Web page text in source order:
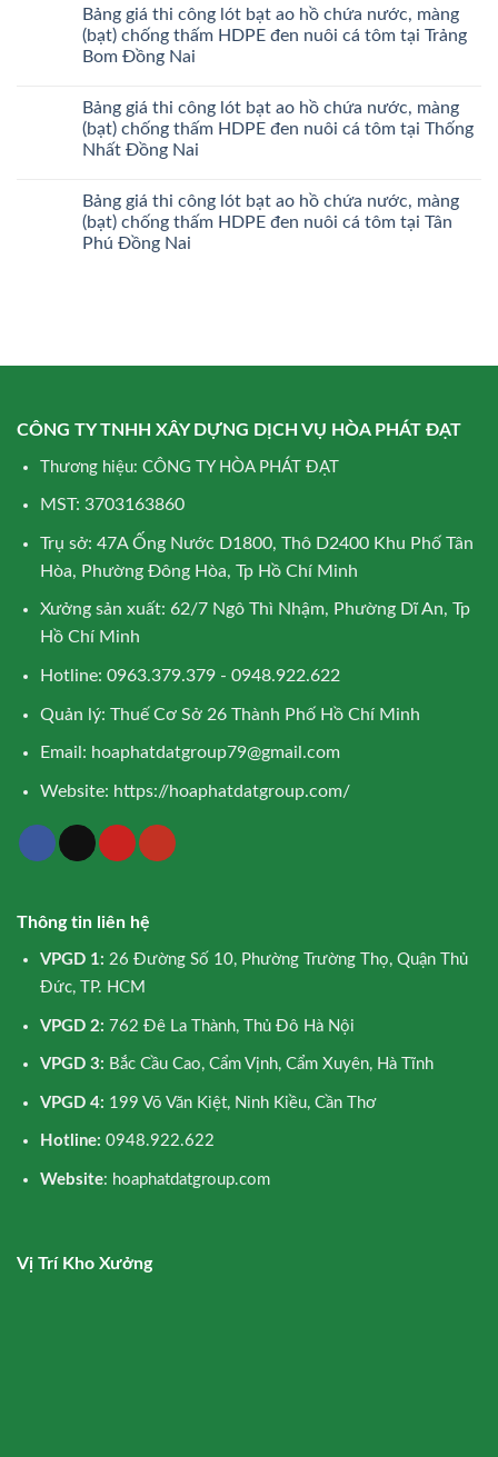
Bảng giá thi công lót bạt ao hồ chứa nước, màng
(bạt) chống thấm HDPE đen nuôi cá tôm tại Trảng
Bom Đồng Nai
Bảng giá thi công lót bạt ao hồ chứa nước, màng
(bạt) chống thấm HDPE đen nuôi cá tôm tại Thống
Nhất Đồng Nai
Bảng giá thi công lót bạt ao hồ chứa nước, màng
(bạt) chống thấm HDPE đen nuôi cá tôm tại Tân
Phú Đồng Nai
CÔNG TY TNHH XÂY DỰNG DỊCH VỤ HÒA PHÁT ĐẠT
Thương hiệu: CÔNG TY HÒA PHÁT ĐẠT
MST: 3703163860
Trụ sở: 47A Ống Nước D1800, Thô D2400 Khu Phố Tân
Hòa, Phường Đông Hòa, Tp Hồ Chí Minh
Xưởng sản xuất: 62/7 Ngô Thì Nhậm, Phường Dĩ An, Tp
Hồ Chí Minh
Hotline: 0963.379.379 - 0948.922.622
Quản lý: Thuế Cơ Sở 26 Thành Phố Hồ Chí Minh
Email: hoaphatdatgroup79@gmail.com
Website: https://hoaphatdatgroup.com/
Thông tin liên hệ
VPGD 1: 26 Đường Số 10, Phường Trường Thọ, Quận Thủ
Đức, TP. HCM
VPGD 2: 762 Đê La Thành, Thủ Đô Hà Nội
VPGD 3: Bắc Cầu Cao, Cẩm Vịnh, Cẩm Xuyên, Hà Tĩnh
VPGD 4: 199 Võ Văn Kiệt, Ninh Kiều, Cần Thơ
Hotline: 0948.922.622
Website: hoaphatdatgroup.com
Vị Trí Kho Xưởng